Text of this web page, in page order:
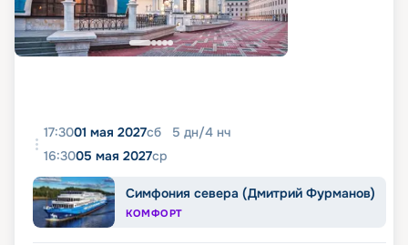
17:3001 мая 2027сб 5 дн/4 нч
16:3005 мая 2027ср
Симфония севера (Дмитрий Фурманов)
КОМФОРТ